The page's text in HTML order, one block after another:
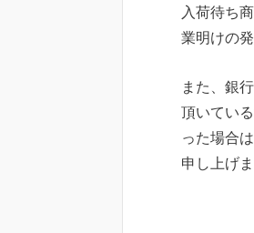
入荷待ち
業明けの
また、銀
頂いてい
った場合
申し上げま